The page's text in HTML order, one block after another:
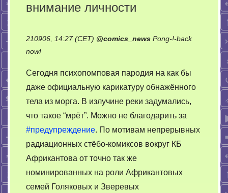
внимание личности
210906, 14:27 (CET) @comics_news Pong-!-back
now!on
атомного
лобби
–
внимание
личности
Сегодня психопомповая пародия на как бы
даже официальную карикатуру обнажённого
тела из морга. В излучине реки задумались,
что такое “мрёт”. Можно не благодарить за
#предупреждение. По мотивам непрерывных
радиационных стёбо-комиксов вокруг КБ
Африкантова от точно так же
номинированных на роли Африкантовых
семей Голяковых и Зверевых